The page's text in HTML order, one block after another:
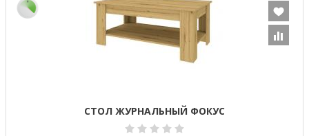
СТОЛ ЖУРНАЛЬНЫЙ ФОКУС